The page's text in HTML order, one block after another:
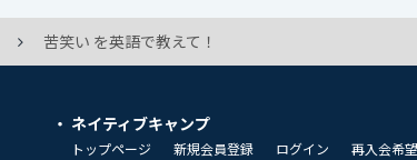
苦笑い を英語で教えて！
ネイティブキャンプ
トップページ 新規会員登録 ログイン 再入会希